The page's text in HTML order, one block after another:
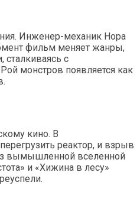
Инженер-механик Нора
фильм меняет жанры,
с
монстров появляется как
кино. В
реактор, и взрыв
вымышленной вселенной
и «Хижина в лесу»